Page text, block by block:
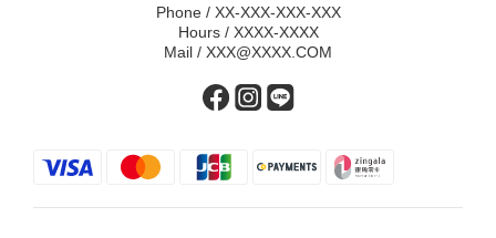
Phone / XX-XXX-XXX-XXX
Hours / XXXX-XXXX
Mail / XXX@XXXX.COM